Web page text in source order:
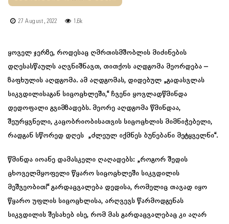
27 August, 2022 1.6k
ყოველ ჯერზე, როდესაც ღმრთისმშობლის მიძინების
დღესასწაულს აღვნიშნავთ, თითქოს აღდგომა მეორდება –
ზაფხულის აღდგომა. ამ აღდგომას, დიდებულ „გადასვლას
სიკვდილისაგან სიცოცხლეში,“ ჩვენი ყოვლადწმინდა
დედოფალი გვიმზადებს. მეორე აღდგომა წმინდაა,
შეურყვნელი, კაცობრიობისათვის სიცოცხლის მიმნიჭებელი,
რადგან სწორედ დღეს „ძლეულ იქმნეს ბუნებანი მეტყველნი“.
წმინდა იოანე დამასკელი ღაღადებს: „როგორ შედის
ცხოველმყოფელი წყარო სიცოცხლეში სიკვდილის
მეშვეობით!“ გარდაცვალება დედისა, რომელიც თავად იყო
წყარო უფლის სიცოცხლისა, არღვევს წარმოდგენას
სიკვდილის შესახებ ისე, რომ მას გარდაცვალებაც კი აღარ